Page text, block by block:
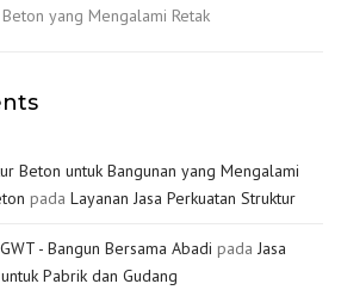
yang Mengalami Retak
Beton untuk Bangunan yang Mengalami
pada Layanan Jasa Perkuatan Struktur
- Bangun Bersama Abadi pada Jasa
Pabrik dan Gudang